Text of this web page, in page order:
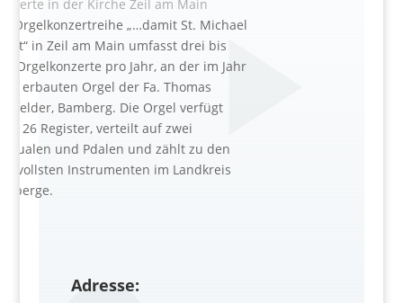
in der Kirche Zeil am Main
Orgelkonzertreihe „…damit St. Michael
in Zeil am Main umfasst drei bis
Orgelkonzerte pro Jahr, an der im Jahr
erbauten Orgel der Fa. Thomas
Bamberg. Die Orgel verfügt
26 Register, verteilt auf zwei
und Pdalen und zählt zu den
Instrumenten im Landkreis
Adresse: